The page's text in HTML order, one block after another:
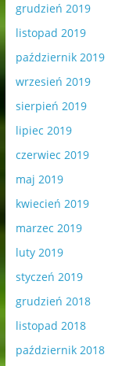
grudzień 2019
listopad 2019
październik 2019
wrzesień 2019
sierpień 2019
lipiec 2019
czerwiec 2019
maj 2019
kwiecień 2019
marzec 2019
luty 2019
styczeń 2019
grudzień 2018
listopad 2018
październik 2018